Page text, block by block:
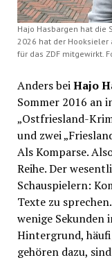
Hajo Hasbargen hat die
2026 hat der Hooksieler
für das ZDF mitgewirkt.
Anders beiHajo
Sommer 2016 an
„Ostfriesland-
und zwei
Als Komparse.
Reihe. Der
Schauspielern:
Texte zu
wenige Sekunden
Hintergrund,
gehören dazu,